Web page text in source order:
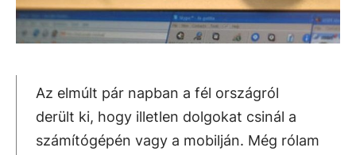
Az elmúlt pár napban a fél országról
derült ki, hogy illetlen dolgokat csinál a
számítógépén vagy a mobilján. Még rólam